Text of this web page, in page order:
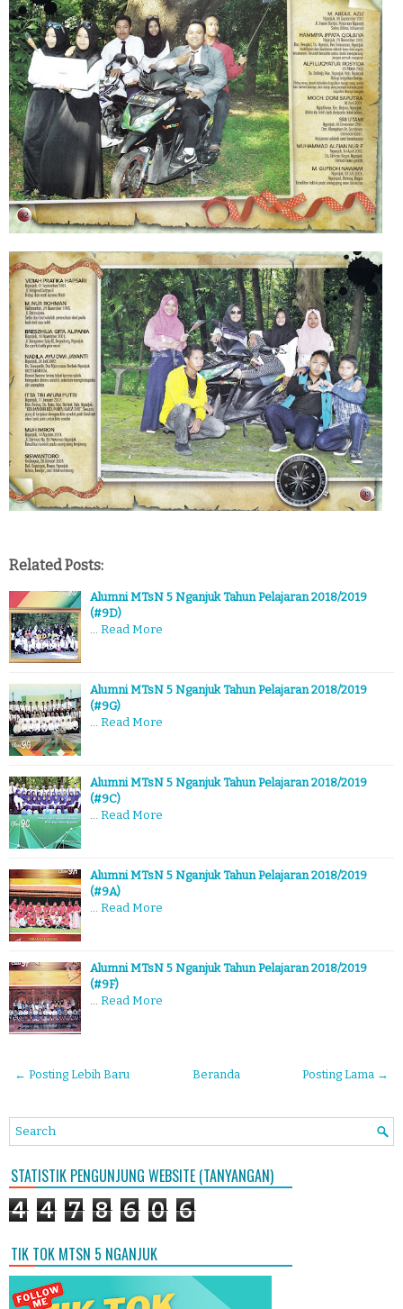
Related Posts:
Alumni MTsN 5 Nganjuk Tahun Pelajaran 2018/2019
(#9D)
Read More
Alumni MTsN 5 Nganjuk Tahun Pelajaran 2018/2019
(#9G)
Read More
Alumni MTsN 5 Nganjuk Tahun Pelajaran 2018/2019
(#9C)
Read More
Alumni MTsN 5 Nganjuk Tahun Pelajaran 2018/2019
(#9A)
Read More
Alumni MTsN 5 Nganjuk Tahun Pelajaran 2018/2019
(#9F)
Read More
← Posting Lebih Baru Posting Lama →
Beranda
STATISTIK PENGUNJUNG WEBSITE (TANYANGAN)
4 4 7 8 6 0 6
TIK TOK MTSN 5 NGANJUK